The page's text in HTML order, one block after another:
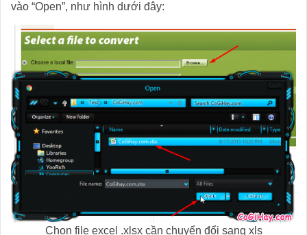
vào “Open”, như hình dưới đây:
Chọn file excel .xlsx cần chuyển đổi sang xls